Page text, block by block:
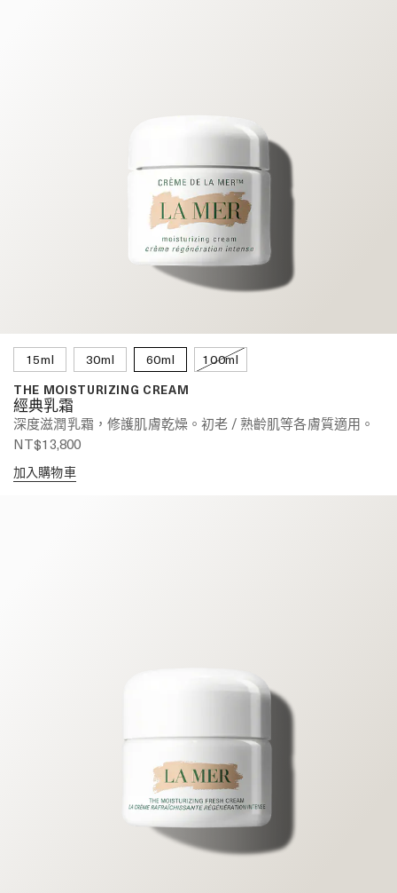
15ml 30ml 60ml 100ml
THE MOISTURIZING CREAM
經典乳霜
深度滋潤乳霜，修護肌膚乾燥。初老 / 熟齡肌等各膚質適用。
NT$13,800
加入購物車